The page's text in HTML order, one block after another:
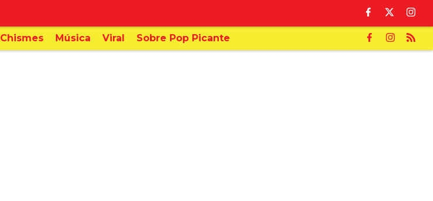
Chismes Música Viral Sobre Pop Picante